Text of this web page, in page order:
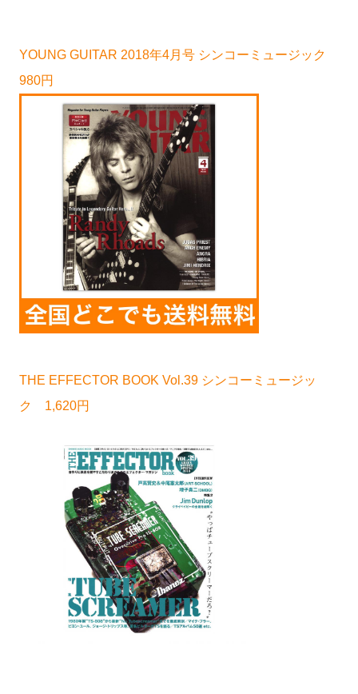
YOUNG GUITAR 2018年4月号 シンコーミュージック
980円
THE EFFECTOR BOOK Vol.39 シンコーミュージッ
ク 1,620円